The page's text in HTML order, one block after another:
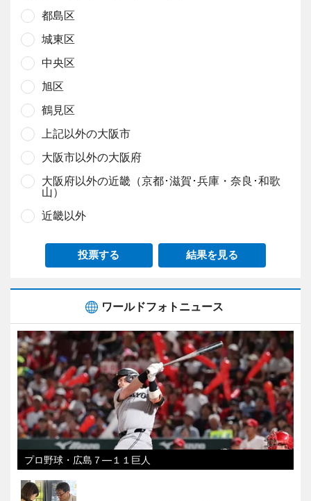
都島区
城東区
中央区
旭区
鶴見区
上記以外の大阪市
大阪市以外の大阪府
大阪府以外の近畿（京都･滋賀･兵庫・奈良･和歌
山）
近畿以外
投票する 結果を見る
ワールドフォトニュース
プロ野球・広島７―１１巨人